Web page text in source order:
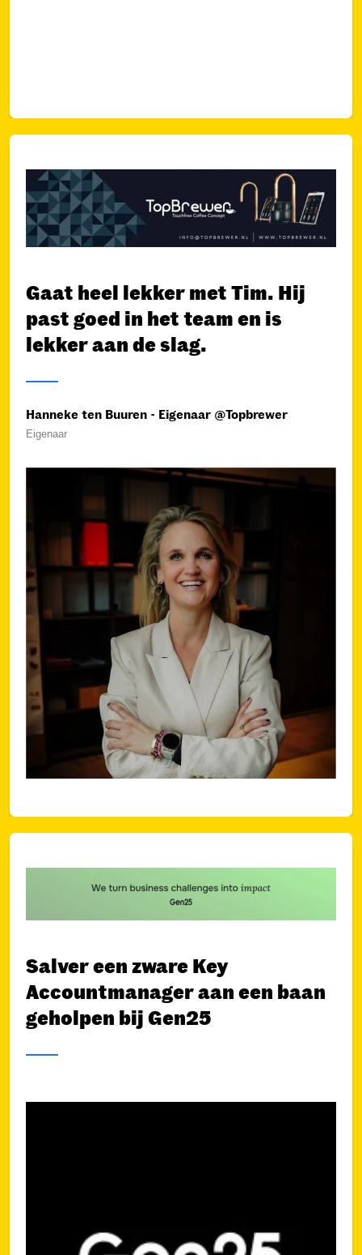
Gaat heel lekker met Tim. Hij
past goed in het team en is
lekker aan de slag.
Hanneke ten Buuren - Eigenaar @Topbrewer
Eigenaar
Salver een zware Key
Accountmanager aan een baan
geholpen bij Gen25